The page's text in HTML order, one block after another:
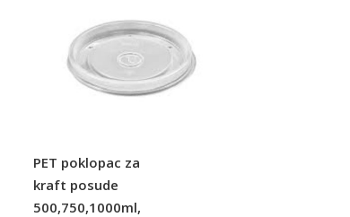
PET poklopac za
kraft posude
500,750,1000ml,